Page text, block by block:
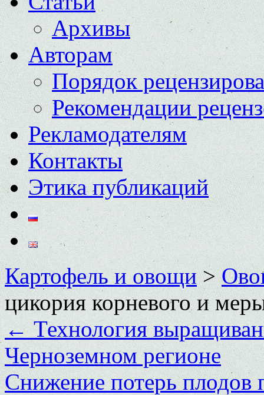
Архивы
Авторам
Порядок
Рекомендации
Рекламодателям
Контакты
Этика публикаций
Картофель и овощи>
цикория корневого и
←Технология
Черноземном регионе
Снижение потерь плодов